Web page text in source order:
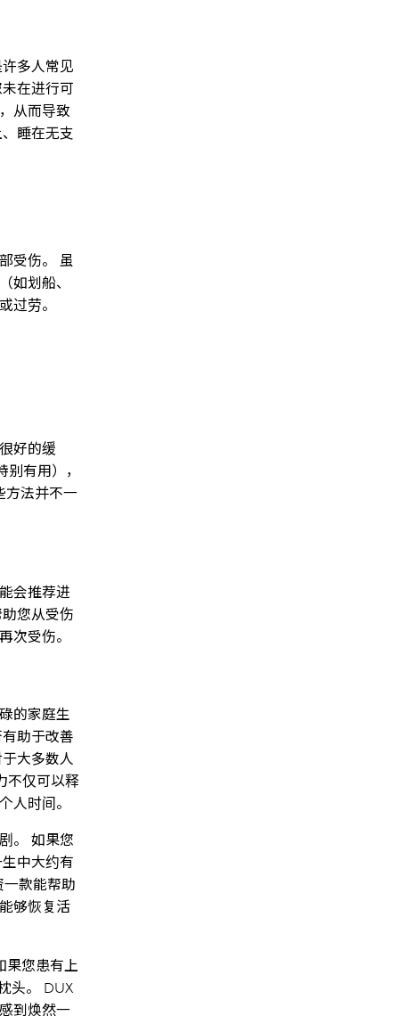
多人常见
在进行可
从而导致
睡在无支
受伤。 虽
如划船、
过劳。
好的缓
有用），
方法并不一
会推荐进
您从受伤
次受伤。
的家庭生
助于改善
大多数人
不仅可以释
人时间。
。 如果您
中大约有
款能帮助
够恢复活
果您患有上
头。 DUX
到焕然一